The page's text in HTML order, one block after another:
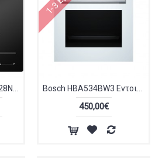
Bertazzoni P60 4I 2M 28NVS Αυτόνομη Επαγωγική Εστία Black Bosch HBA534BW3 Εντοιχιζόμενος Φούρνος 71lt Π59.5εκ. Α+ Λευκός
450,00€